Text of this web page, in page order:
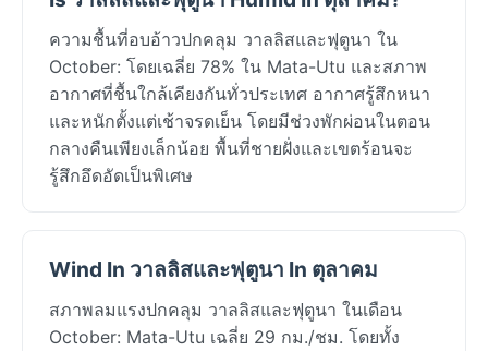
ความชื้นที่อบอ้าวปกคลุม วาลลิสและฟุตูนา ใน
October: โดยเฉลี่ย 78% ใน Mata-Utu และสภาพ
อากาศที่ชื้นใกล้เคียงกันทั่วประเทศ อากาศรู้สึกหนา
และหนักตั้งแต่เช้าจรดเย็น โดยมีช่วงพักผ่อนในตอน
กลางคืนเพียงเล็กน้อย พื้นที่ชายฝั่งและเขตร้อนจะ
รู้สึกอึดอัดเป็นพิเศษ
Wind In วาลลิสและฟุตูนา In ตุลาคม
สภาพลมแรงปกคลุม วาลลิสและฟุตูนา ในเดือน
October: Mata-Utu เฉลี่ย 29 กม./ชม. โดยทั้ง